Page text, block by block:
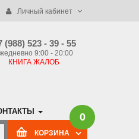
Личный кабинет
(988) 523 - 39 - 55
9:00 - 20:00
КНИГА ЖАЛОБ
КОРЗИНА
0